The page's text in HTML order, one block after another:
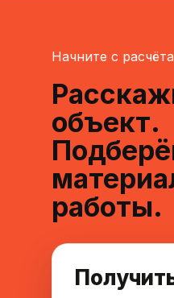
Начните с расчёта
объект.
работы.